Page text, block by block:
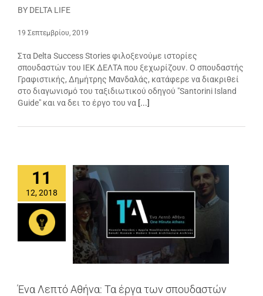
BY DELTA LIFE
19 Σεπτεμβρίου, 2019
Στα Delta Success Stories φιλοξενούμε ιστορίες
σπουδαστών του ΙΕΚ ΔΕΛΤΑ που ξεχωρίζουν. Ο σπουδαστής
Γραφιστικής, Δημήτρης Μανδαλάς, κατάφερε να διακριθεί
στο διαγωνισμό του ταξιδιωτικού οδηγού "Santorini Island
Guide" και να δει το έργο του να [...]
11
12, 2018
Ένα Λεπτό Αθήνα: Τα έργα των σπουδαστών